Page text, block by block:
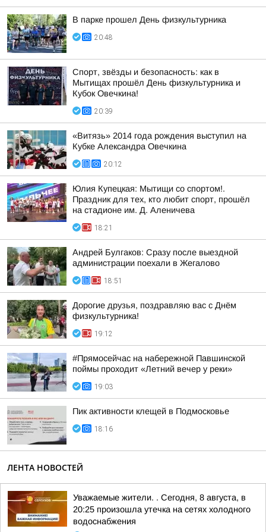
В парке прошел День физкультурника
20:48
Спорт, звёзды и безопасность: как в
Мытищах прошёл День физкультурника и
Кубок Овечкина!
20:39
«Витязь» 2014 года рождения выступил на
Кубке Александра Овечкина
20:12
Юлия Купецкая: Мытищи со спортом!.
Праздник для тех, кто любит спорт, прошёл
на стадионе им. Д. Аленичева
18:21
Андрей Булгаков: Сразу после выездной
администрации поехали в Жегалово
18:51
Дорогие друзья, поздравляю вас с Днём
физкультурника!
19:12
#Прямосейчас на набережной Павшинской
поймы проходит «Летний вечер у реки»
19:03
Пик активности клещей в Подмосковье
18:16
ЛЕНТА НОВОСТЕЙ
Уважаемые жители. . Сегодня, 8 августа, в
20:25 произошла утечка на сетях холодного
водоснабжения